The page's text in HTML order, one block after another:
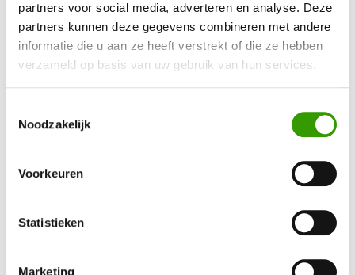
partners voor social media, adverteren en analyse. Deze
partners kunnen deze gegevens combineren met andere
informatie die u aan ze heeft verstrekt of die ze hebben
verzameld op basis van uw gebruik van hun services.
Noodzakelijk
Voorkeuren
Statistieken
Marketing
KUNSTPLANTEN?
Neem contact op, dan helpen we je graag direct verder